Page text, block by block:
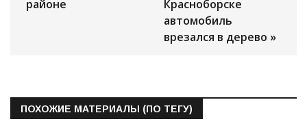
районе
Красноборске
автомобиль
врезался в дерево »
ПОХОЖИЕ МАТЕРИАЛЫ (ПО ТЕГУ)